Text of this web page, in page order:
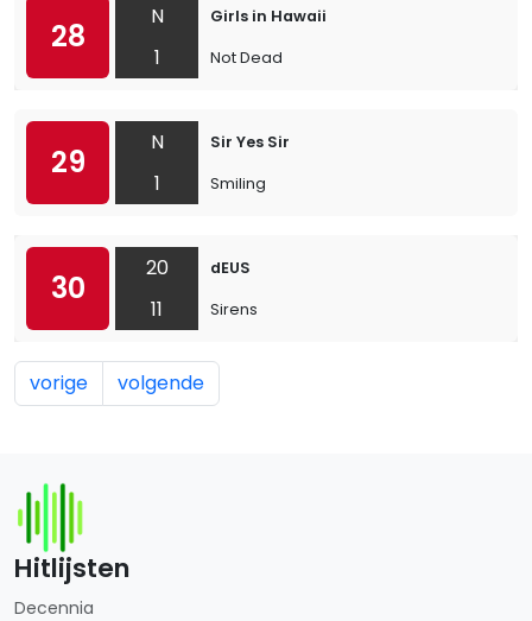
28
N
1
Girls in Hawaii
Not Dead
29
N
1
Sir Yes Sir
Smiling
30
20
11
dEUS
Sirens
vorige volgende
Hitlijsten
Decennia